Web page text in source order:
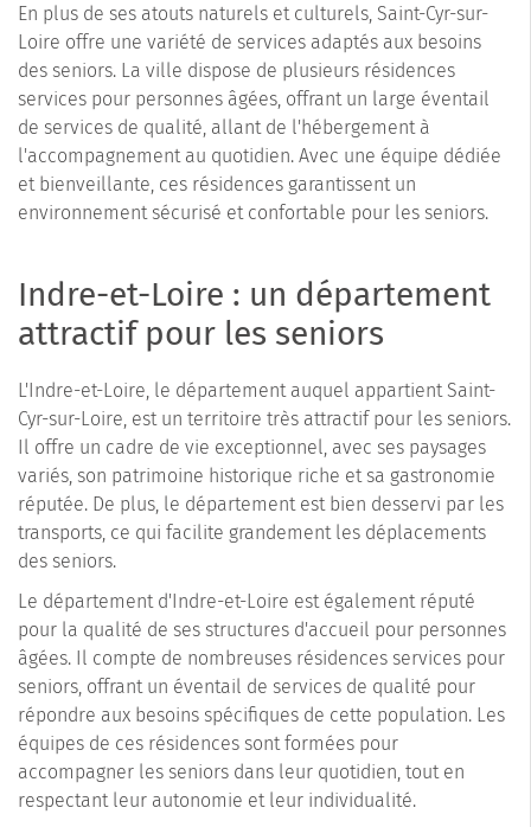
En plus de ses atouts naturels et culturels, Saint-Cyr-sur-
Loire offre une variété de services adaptés aux besoins
des seniors. La ville dispose de plusieurs résidences
services pour personnes âgées, offrant un large éventail
de services de qualité, allant de l'hébergement à
l'accompagnement au quotidien. Avec une équipe dédiée
et bienveillante, ces résidences garantissent un
environnement sécurisé et confortable pour les seniors.
Indre-et-Loire : un département
attractif pour les seniors
L'Indre-et-Loire, le département auquel appartient Saint-
Cyr-sur-Loire, est un territoire très attractif pour les seniors.
Il offre un cadre de vie exceptionnel, avec ses paysages
variés, son patrimoine historique riche et sa gastronomie
réputée. De plus, le département est bien desservi par les
transports, ce qui facilite grandement les déplacements
des seniors.
Le département d'Indre-et-Loire est également réputé
pour la qualité de ses structures d'accueil pour personnes
âgées. Il compte de nombreuses résidences services pour
seniors, offrant un éventail de services de qualité pour
répondre aux besoins spécifiques de cette population. Les
équipes de ces résidences sont formées pour
accompagner les seniors dans leur quotidien, tout en
respectant leur autonomie et leur individualité.